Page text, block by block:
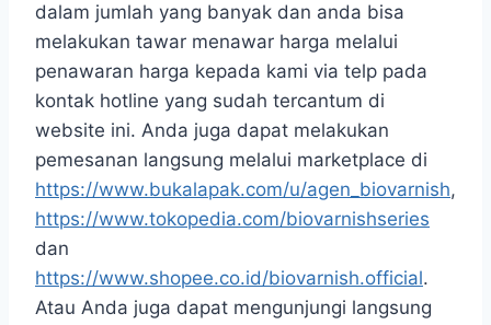
dalam jumlah yang banyak dan anda bisa
melakukan tawar menawar harga melalui
penawaran harga kepada kami via telp pada
kontak hotline yang sudah tercantum di
website ini. Anda juga dapat melakukan
pemesanan langsung melalui marketplace di
https://www.bukalapak.com/u/agen_biovarnish,
https://www.tokopedia.com/biovarnishseries
dan
https://www.shopee.co.id/biovarnish.official.
Atau Anda juga dapat mengunjungi langsung